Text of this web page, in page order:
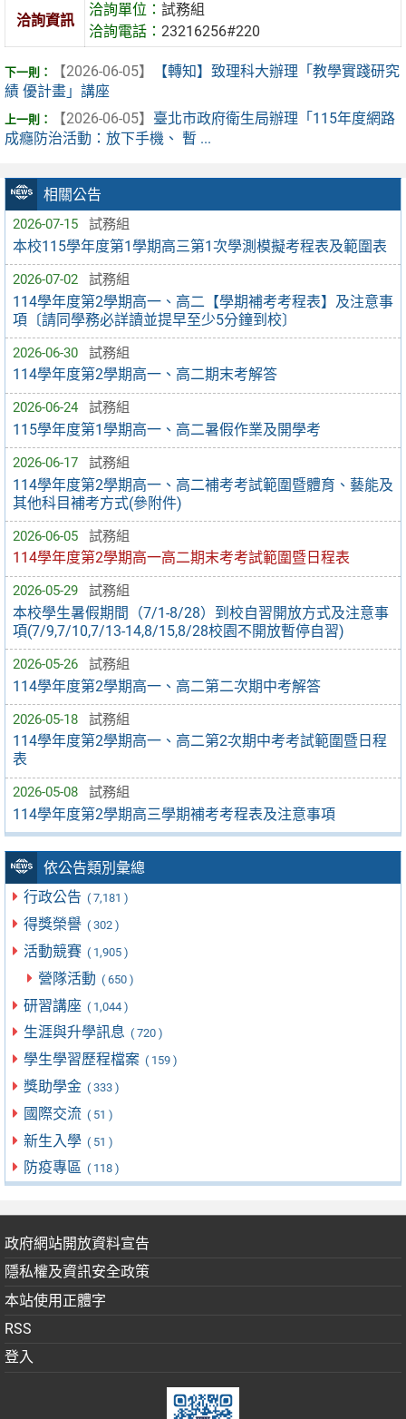
相關公告
2026-07-15 試務組
本校115學年度第1學期高三第1次學測模擬考程表及範圍表
2026-07-02 試務組
114學年度第2學期高一、高二【學期補考考程表】及注意事
項〔請同學務必詳讀並提早至少5分鐘到校〕
2026-06-30 試務組
114學年度第2學期高一、高二期末考解答
2026-06-24 試務組
115學年度第1學期高一、高二暑假作業及開學考
2026-06-17 試務組
114學年度第2學期高一、高二補考考試範圍暨體育、藝能及
其他科目補考方式(參附件)
2026-06-05 試務組
114學年度第2學期高一高二期末考考試範圍暨日程表
2026-05-29 試務組
本校學生暑假期間（7/1-8/28）到校自習開放方式及注意事
項(7/9,7/10,7/13-14,8/15,8/28校園不開放暫停自習)
2026-05-26 試務組
114學年度第2學期高一、高二第二次期中考解答
2026-05-18 試務組
114學年度第2學期高一、高二第2次期中考考試範圍暨日程
表
2026-05-08 試務組
114學年度第2學期高三學期補考考程表及注意事項
依公告類別彙總
行政公告 ( 7,181 )
得獎榮譽 ( 302 )
活動競賽 ( 1,905 )
營隊活動 ( 650 )
研習講座 ( 1,044 )
生涯與升學訊息 ( 720 )
學生學習歷程檔案 ( 159 )
獎助學金 ( 333 )
國際交流 ( 51 )
新生入學 ( 51 )
防疫專區 ( 118 )
洽詢資訊
洽詢單位：試務組
洽詢電話：23216256#220
【2026-06-05】
【轉知】致理科大辦理「教學實踐研究
績 優計畫」講座
【2026-06-05】 臺北市政府衛生局辦理「115年度網路
成癮防治活動：放下手機、 暫 ...
政府網站開放資料宣告
隱私權及資訊安全政策
本站使用正體字
RSS
登入